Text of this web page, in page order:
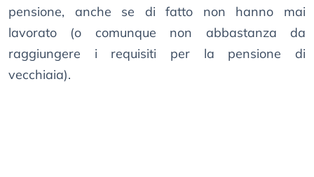
pensione, anche se di fatto non hanno mai
lavorato (o comunque non abbastanza da
raggiungere i requisiti per la pensione di
vecchiaia).